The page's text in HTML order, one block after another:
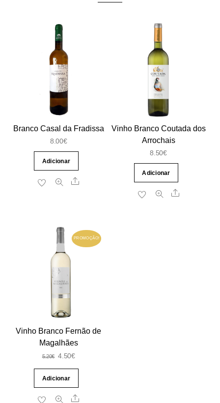
Branco Casal da Fradissa
8.00€
Adicionar
Share
Vinho Branco Coutada dos
Arrochais
8.50€
Adicionar
Share
PROMOÇÃO!
Vinho Branco Fernão de
Magalhães
5.20€ O
preço
era:
4.50€O
preço
é:
Adicionar
Share